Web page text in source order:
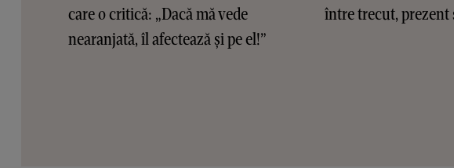
care o critică: „Dacă mă vede
nearanjată, îl afectează și pe el!”
între trecut, prezent